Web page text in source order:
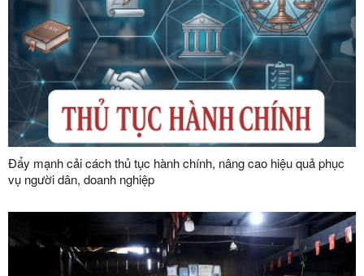
Đẩy mạnh cải cách thủ tục hành chính, nâng cao hiệu quả phục
vụ người dân, doanh nghiệp